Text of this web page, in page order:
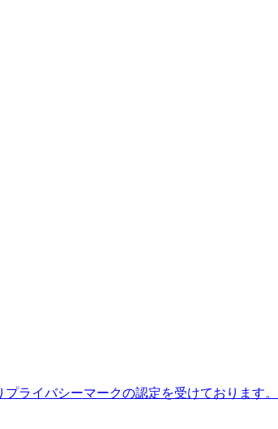
ライバシーマークの認定を受けております。